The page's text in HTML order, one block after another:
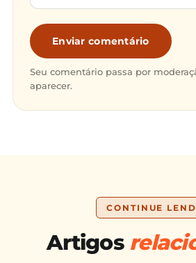
Enviar comentário
Seu comentário passa por
aparecer.
CONTINUE
Artigos